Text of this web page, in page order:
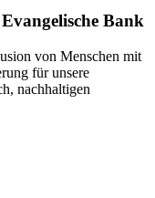
Bank
von Menschen mit
für unsere
nachhaltigen